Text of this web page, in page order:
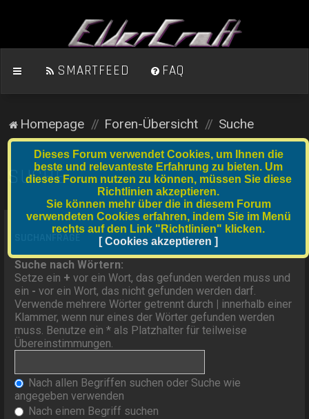
SMARTFEED FAQ
Homepage Foren-Übersicht Suche
SUCHE
Suche nach Wörtern:
Setze ein + vor ein Wort, das gefunden werden muss und
ein - vor ein Wort, das nicht gefunden werden darf.
Verwende mehrere Wörter getrennt durch
innerhalb einer
Klammer, wenn nur eines der Wörter gefunden werden
muss. Benutze ein * als Platzhalter für teilweise
Übereinstimmungen.
Nach allen Begriffen suchen oder Suche wie
angegeben verwenden
Nach einem Begriff suchen
Dieses Forum verwendet Cookies, um Ihnen die
beste und relevanteste Erfahrung zu bieten. Um
dieses Forum nutzen zu können, müssen Sie diese
Richtlinien akzeptieren.
Sie können mehr über die in diesem Forum
verwendeten Cookies erfahren, indem Sie im Menü
rechts auf den Link "Richtlinien" klicken.
[ Cookies akzeptieren ]